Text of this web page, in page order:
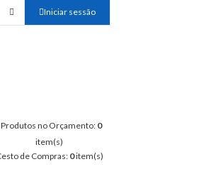
Iniciar sessão
Produtos no Orçamento: 0
item(s)
de Compras: 0item(s)